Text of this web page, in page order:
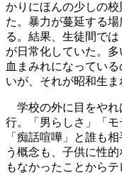
かりにほんの少しの
た。暴力が蔓延する
る。結果、生徒間で
が日常化していた。
血まみれになってい
いが、それが昭和生ま
学校の外に目をやれ
行。「男らしさ」「
「痴話喧嘩」と誰も
う概念も、子供に性
もなかったことから